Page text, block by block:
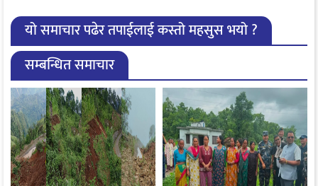
यो समाचार पढेर तपाईलाई कस्तो महसुस भयो ?
सम्बन्धित समाचार